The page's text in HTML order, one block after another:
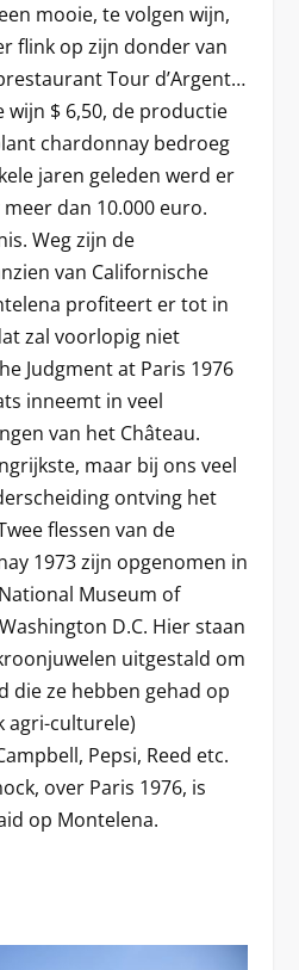
mooie, te volgen wijn,
flink op zijn donder van
Tour d’Argent…
$ 6,50, de productie
chardonnay bedroeg
jaren geleden werd er
dan 10.000 euro.
Weg zijn de
van Californische
profiteert er tot in
zal voorlopig niet
Judgment at Paris 1976
inneemt in veel
van het Château.
maar bij ons veel
ontving het
flessen van de
1973 zijn opgenomen in
Museum of
D.C. Hier staan
uitgestald om
die ze hebben gehad op
agri-culturele)
Pepsi, Reed etc.
over Paris 1976, is
op Montelena.